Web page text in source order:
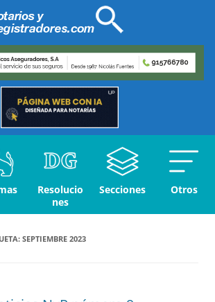
Resolucio
nes
Secciones Otros
SEPTIEMBRE 2023